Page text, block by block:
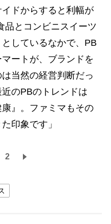
ドからすると利幅が
品とコンビニスイーツ
しているなかで、PB
ートが、ブランドを
当然の経営判断だっ
のPBのトレンドは
康』。ファミマもその
印象です」
2